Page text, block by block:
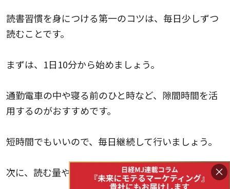
読書習慣を身につける第一のコツは、毎日少しずつ
読むことです。
まずは、1日10分から始めましょう。
通勤電車の中や寝る前のひと時など、隙間時間を活
用するのがおすすめです。
短時間でもいいので、毎日継続して行いましょう。
次に、読む量や時間を徐々に増やしていきます。 ×